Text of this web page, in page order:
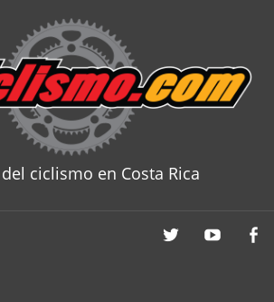
ciclismo en Costa Rica